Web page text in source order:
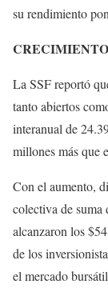
su rendimiento
La SSF reportó
tanto abiertos
interanual de
millones más que
Con el aumento,
colectiva de suma
alcanzaron los
de los
el mercado